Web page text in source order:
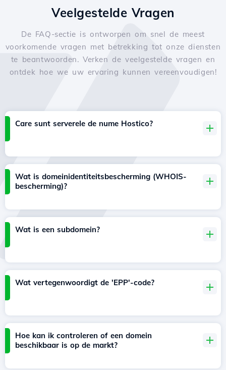
Veelgestelde Vragen
De FAQ-sectie is ontworpen om snel de meest
voorkomende vragen met betrekking tot onze diensten
te beantwoorden. Verken de veelgestelde vragen en
ontdek hoe we uw ervaring kunnen vereenvoudigen!
Care sunt serverele de nume Hostico?
Wat is domeinidentiteitsbescherming (WHOIS-
bescherming)?
Wat is een subdomein?
Wat vertegenwoordigt de 'EPP'-code?
Hoe kan ik controleren of een domein
beschikbaar is op de markt?